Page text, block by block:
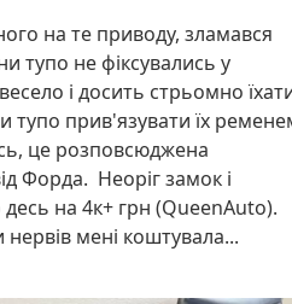
на те приводу, зламався
тупо не фіксувались у
і досить стрьомно
тупо прив'язувати їх
це розповсюджена
Форда. Неоріг замок і
на 4к+ грн (QueenAuto).
мені коштувала...